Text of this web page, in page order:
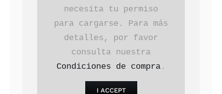
necesita tu permiso
para cargarse. Para más
detalles, por favor
consulta nuestra
Condiciones de compra .
I ACCEPT